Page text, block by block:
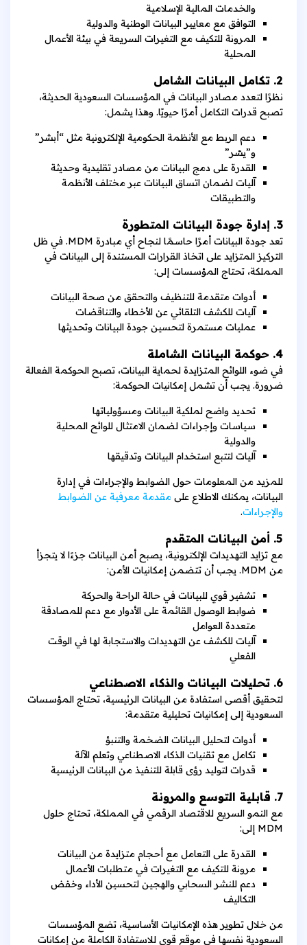
والخدمات المالية الإسلامية
التوافق مع معايير البيانات الوطنية والدولية
المرونة للتكيف مع التغيرات السريعة في بيئة الأعمال
المحلية
2. تكامل البيانات الشامل
نظرًا لتعدد مصادر البيانات في المؤسسات السعودية الحديثة،
تصبح قدرات التكامل أمرًا حيويًا. وهذا يشمل:
دعم الربط مع الأنظمة الحكومية الإلكترونية مثل “أبشر”
و”يسّر”
القدرة على دمج البيانات من مصادر تقليدية وحديثة
آليات لضمان اتساق البيانات عبر مختلف الأنظمة
والتطبيقات
3. إدارة جودة البيانات المتطورة
تعد جودة البيانات أمرًا حاسمًا لنجاح أي مبادرة MDM. في ظل
التركيز المتزايد على اتخاذ القرارات المستندة إلى البيانات في
المملكة، تحتاج المؤسسات إلى:
أدوات متقدمة للتنظيف والتحقق من صحة البيانات
آليات للكشف التلقائي عن الأخطاء والتناقضات
عمليات مستمرة لتحسين جودة البيانات وتحديثها
4. حوكمة البيانات الشاملة
في ضوء اللوائح المتزايدة لحماية البيانات، تصبح الحوكمة الفعالة
ضرورة. يجب أن تشمل إمكانيات الحوكمة:
تحديد واضح لملكية البيانات ومسؤولياتها
سياسات وإجراءات لضمان الامتثال للوائح المحلية
والدولية
آليات لتتبع استخدام البيانات وتدقيقها
للمزيد من المعلومات حول الضوابط والإجراءات في إدارة
البيانات، يمكنك الاطلاع على مقدمة معرفية عن الضوابط
والإجراءات.
5. أمن البيانات المتقدم
مع تزايد التهديدات الإلكترونية، يصبح أمن البيانات جزءًا لا يتجزأ
من MDM. يجب أن تتضمن إمكانيات الأمن:
تشفير قوي للبيانات في حالة الراحة والحركة
ضوابط الوصول القائمة على الأدوار مع دعم للمصادقة
متعددة العوامل
آليات للكشف عن التهديدات والاستجابة لها في الوقت
الفعلي
6. تحليلات البيانات والذكاء الاصطناعي
لتحقيق أقصى استفادة من البيانات الرئيسية، تحتاج المؤسسات
السعودية إلى إمكانيات تحليلية متقدمة:
أدوات لتحليل البيانات الضخمة والتنبؤ
تكامل مع تقنيات الذكاء الاصطناعي وتعلم الآلة
قدرات لتوليد رؤى قابلة للتنفيذ من البيانات الرئيسية
7. قابلية التوسع والمرونة
مع النمو السريع للاقتصاد الرقمي في المملكة، تحتاج حلول
MDM إلى:
القدرة على التعامل مع أحجام متزايدة من البيانات
مرونة للتكيف مع التغيرات في متطلبات الأعمال
دعم للنشر السحابي والهجين لتحسين الأداء وخفض
التكاليف
من خلال تطوير هذه الإمكانيات الأساسية، تضع المؤسسات
السعودية نفسها في موقع قوي للاستفادة الكاملة من إمكانات